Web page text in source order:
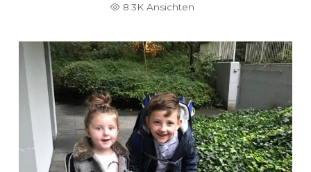
8.3K Ansichten